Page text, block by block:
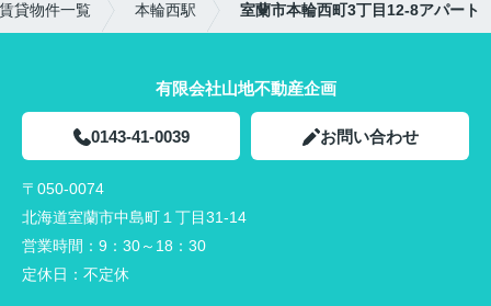
貸物件一覧 本輪西駅 室蘭市本輪西町3丁目12-8アパート
有限会社山地不動産企画
0143-41-0039 お問い合わせ
〒050-0074
北海道室蘭市中島町１丁目31-14
営業時間： 9：30～18：30
定休日： 不定休